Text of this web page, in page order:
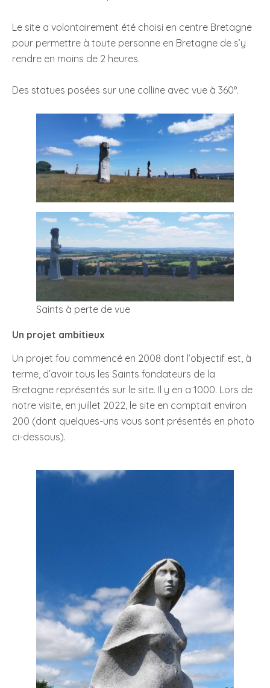
Le site a volontairement été choisi en centre Bretagne
pour permettre à toute personne en Bretagne de s’y
rendre en moins de 2 heures.
Des statues posées sur une colline avec vue à 360°.
Saints à perte de vue
Un projet ambitieux
Un projet fou commencé en 2008 dont l’objectif est, à
terme, d’avoir tous les Saints fondateurs de la
Bretagne représentés sur le site. Il y en a 1000. Lors de
notre visite, en juillet 2022, le site en comptait environ
200 (dont quelques-uns vous sont présentés en photo
ci-dessous).